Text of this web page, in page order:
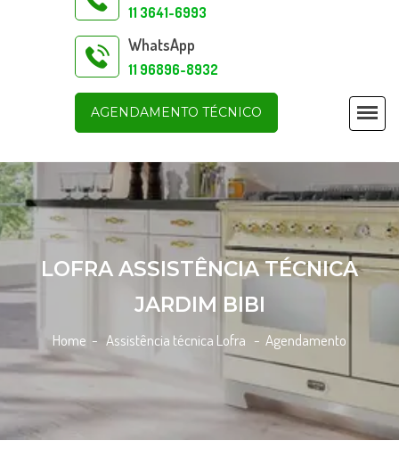
11 3641-6993
WhatsApp
11 96896-8932
AGENDAMENTO TÉCNICO
LOFRA ASSISTÊNCIA TÉCNICA
JARDIM BIBI
Home - Assistência técnica Lofra - Agendamento